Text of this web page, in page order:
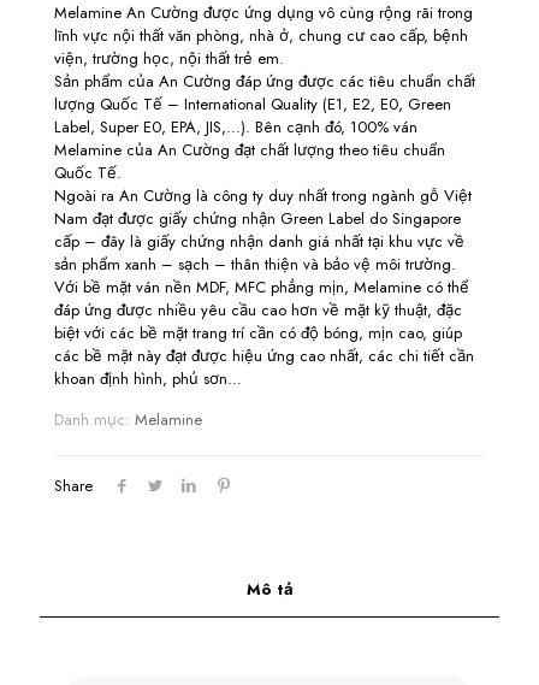
Melamine An Cường được ứng dụng vô cùng rộng rãi trong
lĩnh vực nội thất văn phòng, nhà ở, chung cư cao cấp, bệnh
viện, trường học, nội thất trẻ em.
Sản phẩm của An Cường đáp ứng được các tiêu chuẩn chất
lượng Quốc Tế – International Quality (E1, E2, E0, Green
Label, Super E0, EPA, JIS,…). Bên cạnh đó, 100% ván
Melamine của An Cường đạt chất lượng theo tiêu chuẩn
Quốc Tế.
Ngoài ra An Cường là công ty duy nhất trong ngành gỗ Việt
Nam đạt được giấy chứng nhận Green Label do Singapore
cấp – đây là giấy chứng nhận danh giá nhất tại khu vực về
sản phẩm xanh – sạch – thân thiện và bảo vệ môi trường.
Với bề mặt ván nền MDF, MFC phẳng mịn, Melamine có thể
đáp ứng được nhiều yêu cầu cao hơn về mặt kỹ thuật, đặc
biệt với các bề mặt trang trí cần có độ bóng, mịn cao, giúp
các bề mặt này đạt được hiệu ứng cao nhất, các chi tiết cần
khoan định hình, phủ sơn…
Danh mục: Melamine
Share
Mô tả